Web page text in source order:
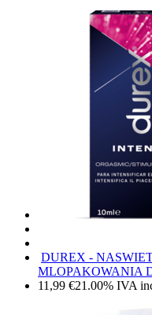
DUREX -
MLOPAKOWANIA
11,99 €21.00% IVA